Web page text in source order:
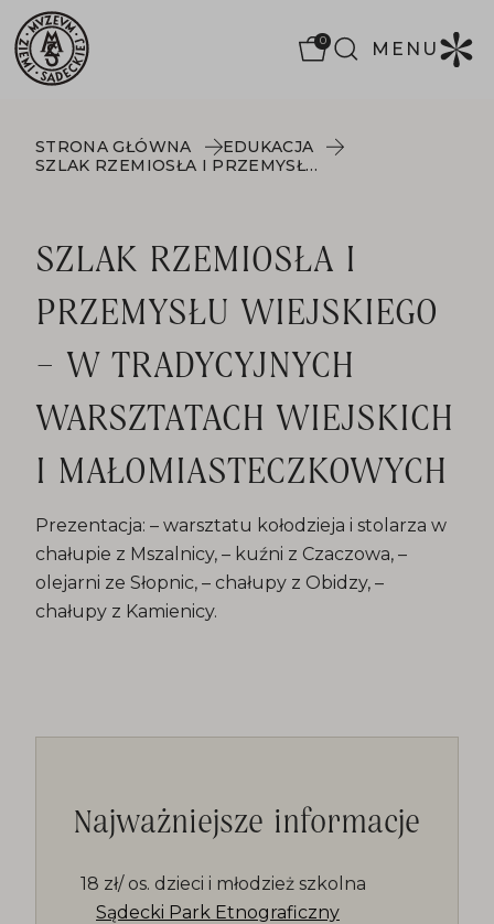
0 MENU
STRONA GŁÓWNA
EDUKACJA
SZLAK RZEMIOSŁA I PRZEMYSŁU WIEJSKIEGO – W TRADYCYJNYCH WARSZTATACH WIEJSKICH I MAŁOMIASTECZKOWYCH
SZLAK RZEMIOSŁA I
PRZEMYSŁU WIEJSKIEGO
– W TRADYCYJNYCH
WARSZTATACH WIEJSKICH
I MAŁOMIASTECZKOWYCH
Prezentacja: – warsztatu kołodzieja i stolarza w
chałupie z Mszalnicy, – kuźni z Czaczowa, –
olejarni ze Słopnic, – chałupy z Obidzy, –
chałupy z Kamienicy.
Najważniejsze informacje
18 zł/ os. dzieci i młodzież szkolna
Sądecki Park Etnograficzny